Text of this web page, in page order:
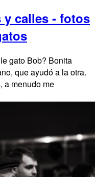
calles - fotos
gato Bob? Bonita
que ayudó a la otra.
a menudo me